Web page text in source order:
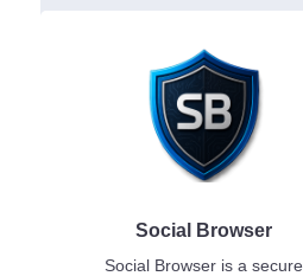
Social Browser
Social Browser is a secure